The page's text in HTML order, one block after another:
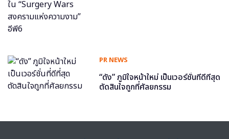
PR NEWS
“ดัง” ภูมิใจหน้าใหม่ เป็นเวอร์ชั่นที่ดีที่สุด
ตัดสินใจถูกที่ศัลยกรรม